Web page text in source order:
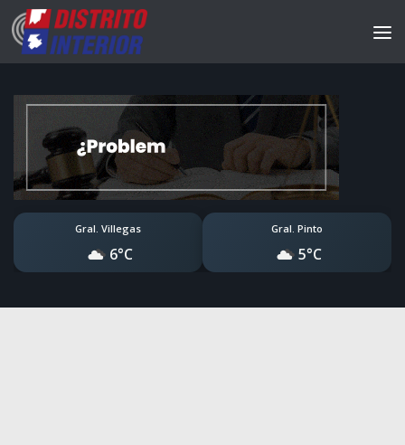
Gral. Villegas
6°C
Gral. Pinto
5°C